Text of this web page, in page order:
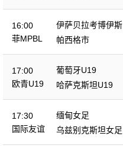
16:00
菲MPBL
伊萨贝拉考博伊斯
帕西格市
17:00
欧青U19
葡萄牙U19
哈萨克斯坦U19
17:30
国际友谊
缅甸女足
乌兹别克斯坦女足